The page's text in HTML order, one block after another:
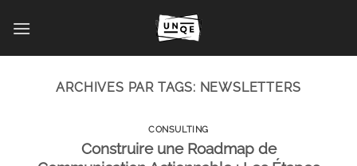
au
ARCHIVES PAR TAGS: NEWSLETTERS
CONSULTING
Construire une Roadmap de